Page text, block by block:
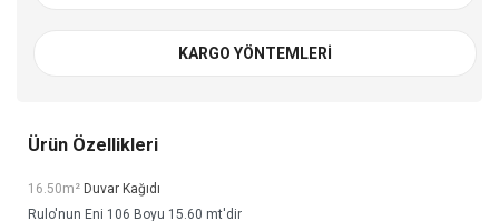
KARGO YÖNTEMLERI
Ürün Özellikleri
16.50m² Duvar Kağıdı
Rulo'nun Eni 106 Boyu 15.60 mt'dir